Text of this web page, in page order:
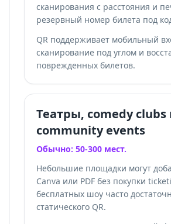
сканирования с расстояния и
резервный номер билета под
QR поддерживает мобильный
сканирование под углом и
поврежденных билетов.
Театры, comedy clubs
community events
Обычно: 50-300 мест.
Небольшие площадки могут
Canva или PDF без покупки
бесплатных шоу часто
статического QR.